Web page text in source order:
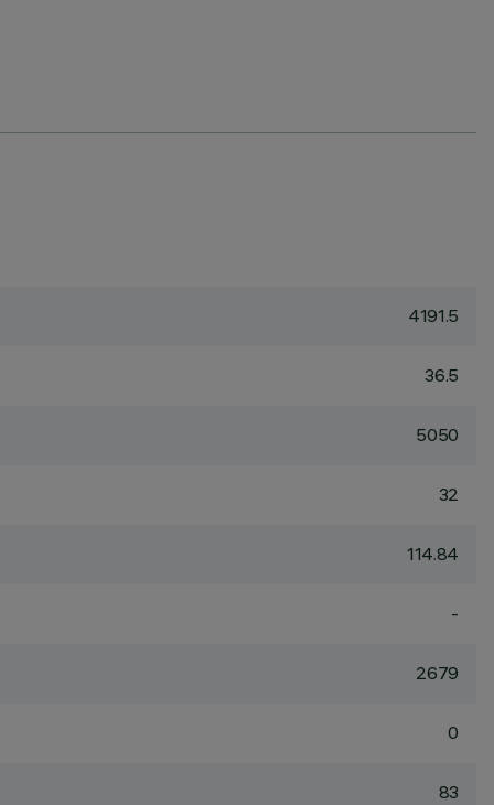
4191.5
36.5
5050
32
114.84
-
2679
0
83